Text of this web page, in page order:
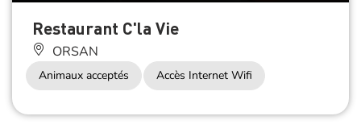
Restaurant C'la Vie
ORSAN
Animaux acceptés Accès Internet Wifi